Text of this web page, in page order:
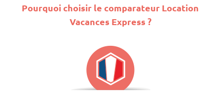
Pourquoi choisir le comparateur Location
Vacances Express ?